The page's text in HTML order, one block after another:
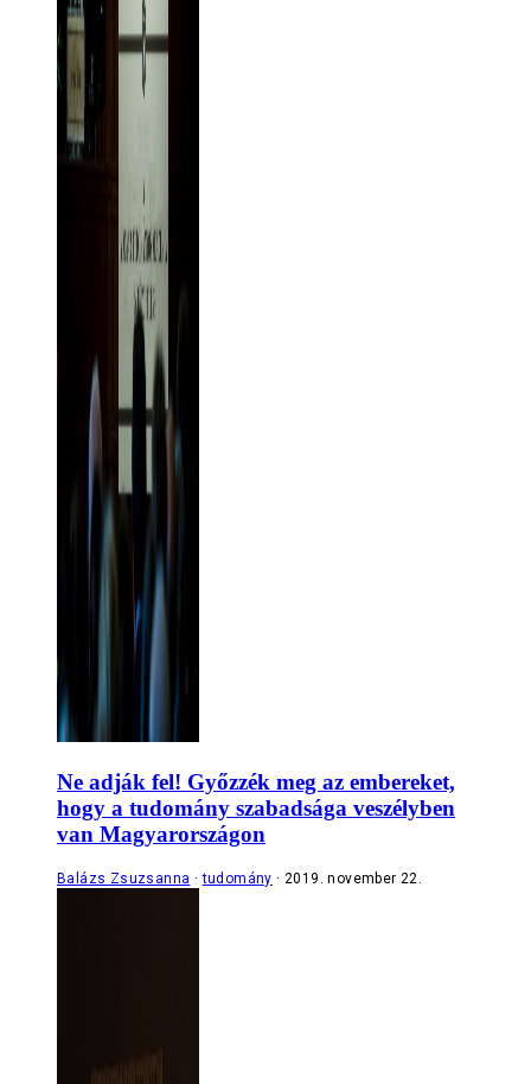
Ne adják fel! Győzzék meg az embereket,
hogy a tudomány szabadsága veszélyben
van Magyarországon
Balázs Zsuzsanna tudomány 2019. november 22.